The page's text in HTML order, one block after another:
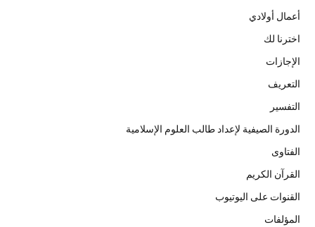
أعمال أولادي
اخترنا لك
الإجازات
التعريف
التفسير
الدورة الصيفية لإعداد طالب العلوم الإسلامية
الفتاوى
القرآن الكريم
القنوات على اليوتيوب
المؤلفات